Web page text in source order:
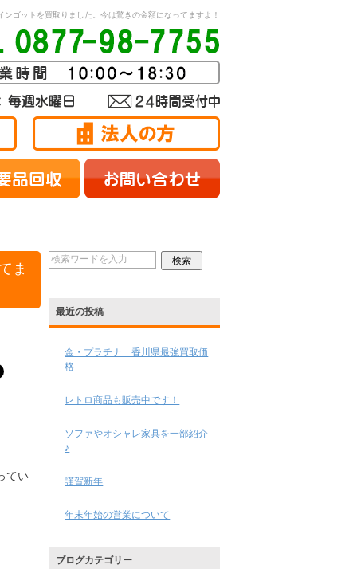
ンゴットを買取りました。今は驚きの金額になってますよ！
ま
てい
最近の投稿
金・プラチナ 香川県最強買取価
格
レトロ商品も販売中です！
ソファやオシャレ家具を一部紹介
♪
謹賀新年
年末年始の営業について
ブログカテゴリー